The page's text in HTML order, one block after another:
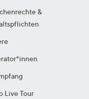
&
Live Tour